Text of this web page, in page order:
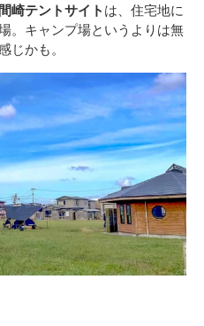
崎テントサイト は、住宅地に
。キャンプ場というよりは無
じかも。